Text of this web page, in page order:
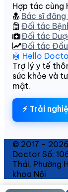
Hợp tác cùng
Bác sĩ
Đối tác
Đối tác
Đối tác
🤖 Hello
Trợ lý y tế
sức khỏe và
mật.
⚡ Trải
© 2017 - 2026
Doctor Số:
Thái, Phường
khoa Nội